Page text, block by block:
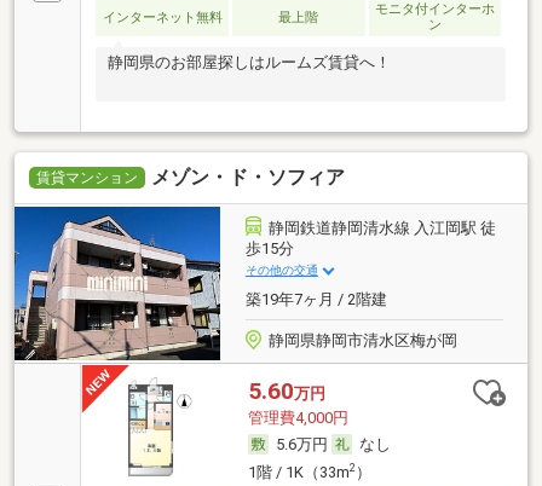
インターネット無料 最上階
モニタ付インターホ
ン
静岡県のお部屋探しはルームズ賃貸へ！
賃貸マンション メゾン・ド・ソフィア
静岡鉄道静岡清水線 入江岡駅 徒
歩15分
その他の交通
築19年7ヶ月 / 2階建
静岡県静岡市清水区梅が岡
5.60万円
管理費4,000円
5.6万円
なし
1階 / 1K（33m2）